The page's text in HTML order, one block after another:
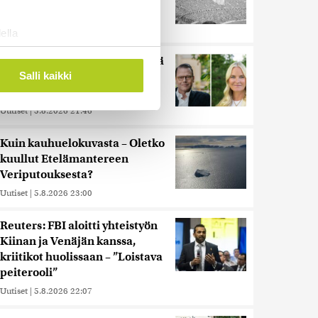
. Voit muuttaa
alan
tietoja muihin tietoihin, joita
siirtää ulkomaille.
Salli kaikki
Uutiset
Miksi Ruotsin Daniel on pelkkä
prinssi, mutta Norjan Mette-
Marit on kruununprinsessa?
Uutiset | 3.8.2026 21:46
Kuin kauhuelokuvasta – Oletko
kuullut Etelämantereen
Veriputouksesta?
Uutiset | 5.8.2026 23:00
Reuters: FBI aloitti yhteistyön
Kiinan ja Venäjän kanssa,
kriitikot huolissaan – ”Loistava
peiterooli”
Uutiset | 5.8.2026 22:07